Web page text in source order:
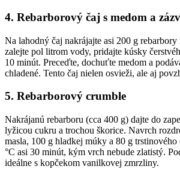
4. Rebarborový čaj s medom a
Na lahodný čaj nakrájajte asi 200 g rebarbory
zalejte pol litrom vody, pridajte kúsky
10 minút. Preceďte, dochuťte medom a
chladené. Tento čaj nielen osvieži, ale aj
5. Rebarborový crumble
Nakrájanú rebarboru (cca 400 g) dajte do
lyžicou cukru a trochou škorice. Navrch
masla, 100 g hladkej múky a 80 g
°C asi 30 minút, kým vrch nebude zlatistý.
ideálne s kopčekom vanilkovej zmrzliny.